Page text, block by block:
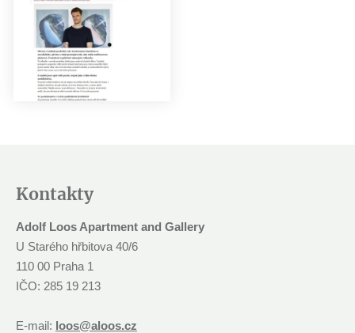
Kontakty
Adolf Loos Apartment and Gallery
U Starého hřbitova 40/6
110 00 Praha 1
IČO: 285 19 213
E-mail: loos@aloos.cz